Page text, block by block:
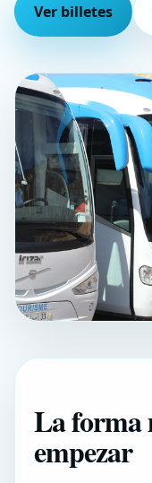
Ver billetes
La forma
empezar